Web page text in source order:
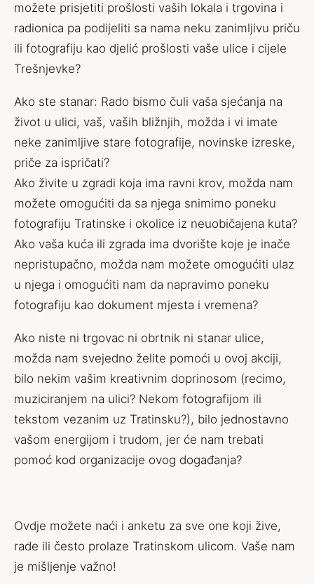
možete prisjetiti prošlosti vaših lokala i trgovina i
radionica pa podijeliti sa nama neku zanimljivu priču
ili fotografiju kao djelić prošlosti vaše ulice i cijele
Trešnjevke?
Ako ste stanar: Rado bismo čuli vaša sjećanja na
život u ulici, vaš, vaših bližnjih, možda i vi imate
neke zanimljive stare fotografije, novinske izreske,
priče za ispričati?
Ako živite u zgradi koja ima ravni krov, možda nam
možete omogućiti da sa njega snimimo poneku
fotografiju Tratinske i okolice iz neuobičajena kuta?
Ako vaša kuća ili zgrada ima dvorište koje je inače
nepristupačno, možda nam možete omogućiti ulaz
u njega i omogućiti nam da napravimo poneku
fotografiju kao dokument mjesta i vremena?
Ako niste ni trgovac ni obrtnik ni stanar ulice,
možda nam svejedno želite pomoći u ovoj akciji,
bilo nekim vašim kreativnim doprinosom (recimo,
muziciranjem na ulici? Nekom fotografijom ili
tekstom vezanim uz Tratinsku?), bilo jednostavno
vašom energijom i trudom, jer će nam trebati
pomoć kod organizacije ovog događanja?
Ovdje možete naći i anketu za sve one koji žive,
rade ili često prolaze Tratinskom ulicom. Vaše nam
je mišljenje važno!